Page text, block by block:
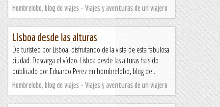
Hombrelobo, blog de viajes - Viajes y aventuras de un viajero
Lisboa desde las alturas
De turisteo por Lisboa, disfrutando de la vista de esta fabulosa
ciudad. Descarga el vídeo. Lisboa desde las alturas ha sido
publicado por Eduardo Perez en hombrelobo, blog de...
Hombrelobo, blog de viajes - Viajes y aventuras de un viajero